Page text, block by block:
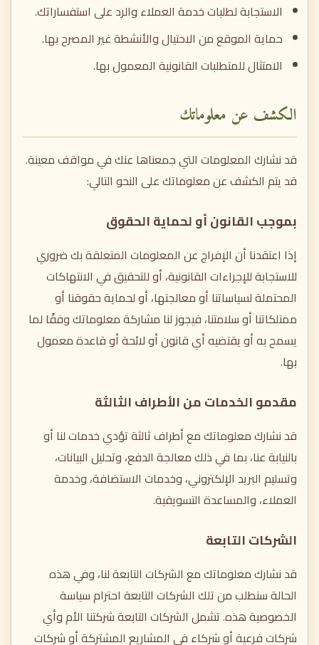
الاستجابة لطلبات خدمة العملاء والرد على استفساراتك.
حماية الموقع من الاحتيال والأنشطة غير المصرح بها.
الامتثال للمتطلبات القانونية المعمول بها.
الكشف عن معلوماتك
قد نشارك المعلومات التي جمعناها عنك في مواقف معينة.
قد يتم الكشف عن معلوماتك على النحو التالي:
بموجب القانون أو لحماية الحقوق
إذا اعتقدنا أن الإفراج عن المعلومات المتعلقة بك ضروري
للاستجابة للإجراءات القانونية، أو للتحقيق في الانتهاكات
المحتملة لسياساتنا أو معالجتها، أو لحماية حقوقنا أو
ممتلكاتنا أو سلامتنا، فيجوز لنا مشاركة معلوماتك وفقًا لما
يسمح به أو يقتضيه أي قانون أو لائحة أو قاعدة معمول
بها.
مقدمو الخدمات من الأطراف الثالثة
قد نشارك معلوماتك مع أطراف ثالثة تؤدي خدمات لنا أو
بالنيابة عنا، بما في ذلك معالجة الدفع، وتحليل البيانات،
وتسليم البريد الإلكتروني، وخدمات الاستضافة، وخدمة
العملاء، والمساعدة التسويقية.
الشركات التابعة
قد نشارك معلوماتك مع الشركات التابعة لنا، وفي هذه
الحالة سنطلب من تلك الشركات التابعة احترام سياسة
الخصوصية هذه. تشمل الشركات التابعة شركتنا الأم وأي
شركات فرعية أو شركاء في المشاريع المشتركة أو شركات